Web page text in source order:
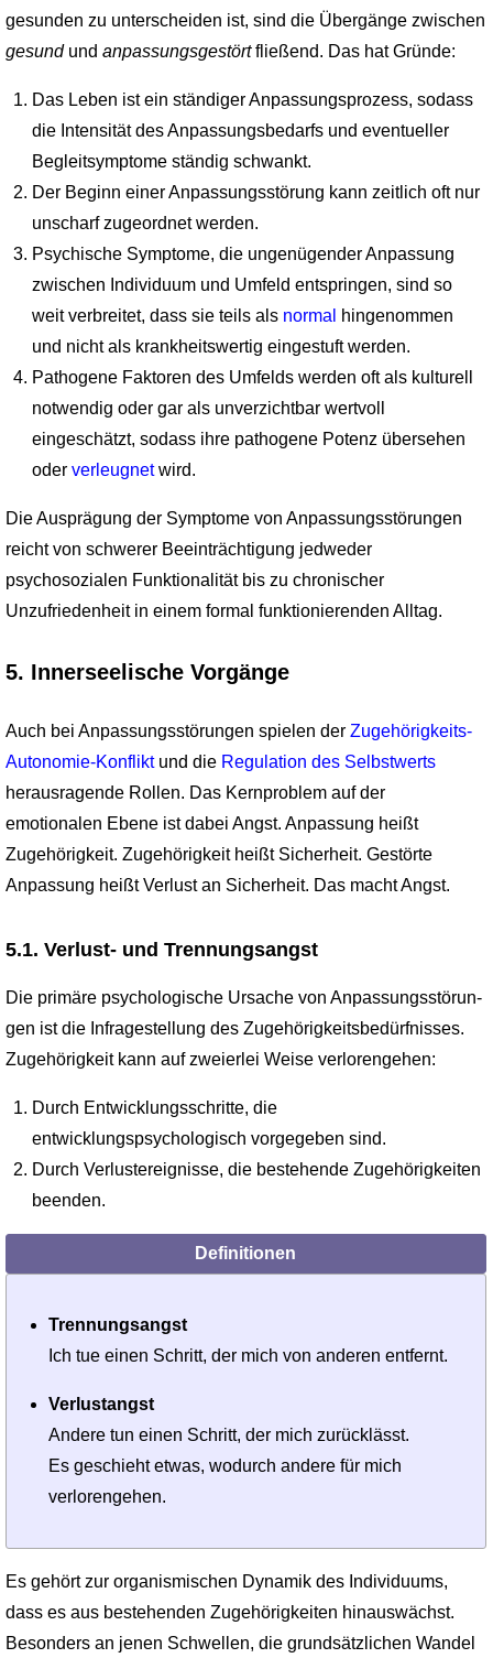
gesunden zu unterscheiden ist, sind die Übergänge zwischen
gesundund anpassungsgestörtfließend. Das hat Gründe:
Das Leben ist ein ständiger Anpassungsprozess, sodass
die Intensität des Anpassungsbedarfs und eventueller
Begleitsymptome ständig schwankt.
Der Beginn einer Anpassungsstörung kann zeitlich oft nur
unscharf zugeordnet werden.
Psychische Symptome, die ungenügender Anpassung
zwischen Individuum und Umfeld entspringen, sind so
weit verbreitet, dass sie teils als normal
hingenommen
und nicht als krankheitswertig eingestuft werden.
Pathogene Faktoren des Umfelds werden oft als kulturell
notwendig oder gar als unverzichtbar wertvoll
eingeschätzt, sodass ihre pathogene Potenz übersehen
oder verleugnetwird.
Die Ausprägung der Symptome von Anpassungsstörungen
reicht von schwerer Beeinträch­tigung jedweder
psychosozialen Funktionalität bis zu chronischer
Unzufriedenheit in einem formal funktionierenden Alltag.
5. Innerseelische Vorgänge
Auch bei Anpassungsstörungen spielen der Zugehörigkeits-
Autonomie-Konfliktund die Regulation des Selbstwerts
herausragende Rollen. Das Kernproblem auf der
emotionalen Ebene ist dabei Angst. Anpassung heißt
Zugehörigkeit. Zugehörigkeit heißt Sicherheit. Gestörte
Anpassung heißt Verlust an Sicherheit. Das macht Angst.
5.1. Verlust- und Trennungsangst
Die primäre psychologische Ursache von Anpassungsstörun­
gen ist die Infragestellung des Zugehörigkeitsbedürfnisses.
Zugehörigkeit kann auf zweierlei Weise verlorengehen:
Durch Entwicklungsschritte, die
entwicklungspsychologisch vorgegeben sind.
Durch Verlustereignisse, die bestehende Zugehörigkeiten
beenden.
Definitionen
Trennungsangst
Ich tue einen Schritt, der mich von anderen entfernt.
Verlustangst
Andere tun einen Schritt, der mich zurücklässt.
Es geschieht etwas, wodurch andere für mich
verlorengehen.
Es gehört zur organismischen Dynamik des Individuums,
dass es aus bestehenden Zugehörigkeiten hinauswächst.
Besonders an jenen Schwellen, die grundsätzlichen Wandel